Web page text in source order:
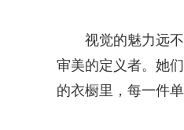
视觉的魅力远
审美的定义者。她
的衣橱里，每一件